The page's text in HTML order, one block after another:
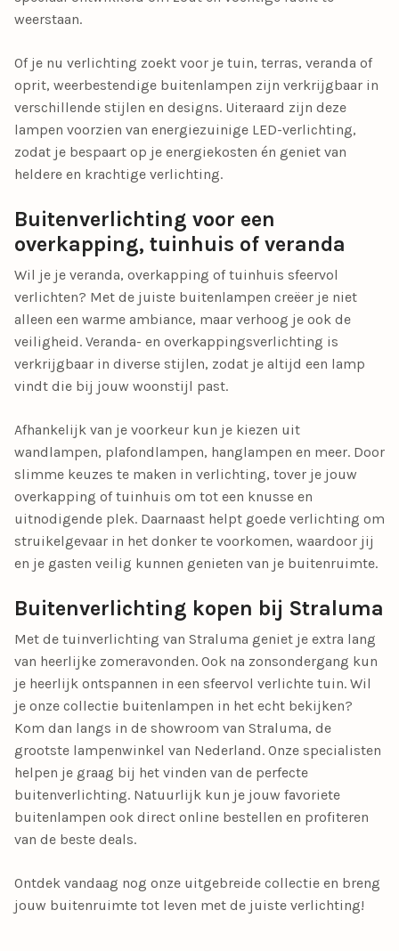
weerstaan.
Of je nu verlichting zoekt voor je tuin, terras, veranda of
oprit, weerbestendige buitenlampen zijn verkrijgbaar in
verschillende stijlen en designs. Uiteraard zijn deze
lampen voorzien van energiezuinige LED-verlichting,
zodat je bespaart op je energiekosten én geniet van
heldere en krachtige verlichting.
Buitenverlichting voor een
overkapping, tuinhuis of veranda
Wil je je veranda, overkapping of tuinhuis sfeervol
verlichten? Met de juiste buitenlampen creëer je niet
alleen een warme ambiance, maar verhoog je ook de
veiligheid. Veranda- en overkappingsverlichting is
verkrijgbaar in diverse stijlen, zodat je altijd een lamp
vindt die bij jouw woonstijl past.
Afhankelijk van je voorkeur kun je kiezen uit
wandlampen, plafondlampen, hanglampen en meer. Door
slimme keuzes te maken in verlichting, tover je jouw
overkapping of tuinhuis om tot een knusse en
uitnodigende plek. Daarnaast helpt goede verlichting om
struikelgevaar in het donker te voorkomen, waardoor jij
en je gasten veilig kunnen genieten van je buitenruimte.
Buitenverlichting kopen bij Straluma
Met de tuinverlichting van Straluma geniet je extra lang
van heerlijke zomeravonden. Ook na zonsondergang kun
je heerlijk ontspannen in een sfeervol verlichte tuin. Wil
je onze collectie buitenlampen in het echt bekijken?
Kom dan langs in de showroom van Straluma, de
grootste lampenwinkel van Nederland. Onze specialisten
helpen je graag bij het vinden van de perfecte
buitenverlichting. Natuurlijk kun je jouw favoriete
buitenlampen ook direct online bestellen en profiteren
van de beste deals.
Ontdek vandaag nog onze uitgebreide collectie en breng
jouw buitenruimte tot leven met de juiste verlichting!